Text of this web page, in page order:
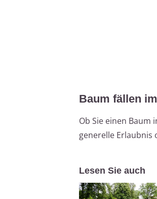
Baum fällen
Ob Sie einen Baum
generelle Erlaubnis
Lesen Sie auch